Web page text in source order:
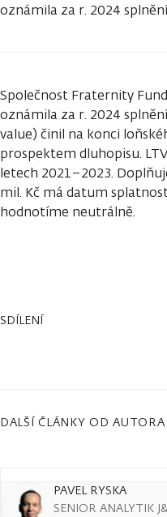
oznámila za r. 2024
Společnost Fraternity
oznámila za r. 2024
value) činil na konci
prospektem dluhopisu.
letech 2021–2023.
mil. Kč má datum
hodnotíme neutrálně.
SDÍLENÍ
DALŠÍ ČLÁNKY OD AUTORA
PAVEL RYSKA
SENIOR ANALYTIK